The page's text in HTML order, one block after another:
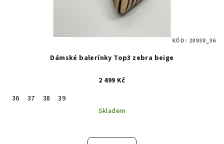
Dámské balerínky Top3 zebra beige
2 499 Kč
36
37 38
39
Skladem
KÓD: 28938_36